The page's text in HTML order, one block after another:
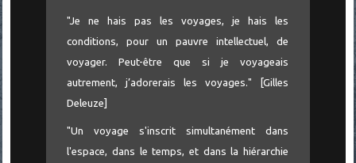
"Je ne hais pas les voyages, je hais les
conditions, pour un pauvre intellectuel, de
voyager. Peut-être que si je voyageais
autrement, j’adorerais les voyages." [Gilles
Deleuze]
"Un voyage s'inscrit simultanément dans
l'espace, dans le temps, et dans la hiérarchie